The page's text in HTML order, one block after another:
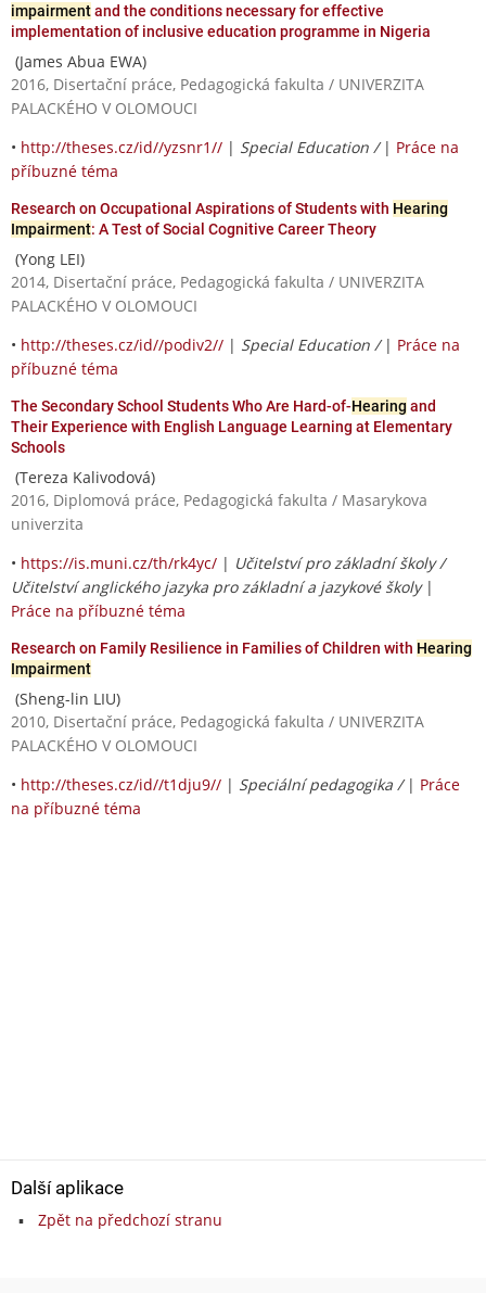
impairmentand the conditions necessary for effective
implementation of inclusive education programme in Nigeria
(James Abua EWA)
2016, Disertační práce, Pedagogická fakulta / UNIVERZITA
PALACKÉHO V OLOMOUCI
• http://theses.cz/id//yzsnr1// | Special Education / | Práce na
příbuzné téma
Research on Occupational Aspirations of Students with Hearing
Impairment: A Test of Social Cognitive Career Theory
(Yong LEI)
2014, Disertační práce, Pedagogická fakulta / UNIVERZITA
PALACKÉHO V OLOMOUCI
• http://theses.cz/id//podiv2// | Special Education / | Práce na
příbuzné téma
The Secondary School Students Who Are Hard-of-Hearing and
Their Experience with English Language Learning at Elementary
Schools
(Tereza Kalivodová)
2016, Diplomová práce, Pedagogická fakulta / Masarykova
univerzita
• https://is.muni.cz/th/rk4yc/ | Učitelství pro základní školy /
Učitelství anglického jazyka pro základní a jazykové školy|
Práce na příbuzné téma
Research on Family Resilience in Families of Children with Hearing
Impairment
(Sheng-lin LIU)
2010, Disertační práce, Pedagogická fakulta / UNIVERZITA
PALACKÉHO V OLOMOUCI
• http://theses.cz/id//t1dju9// | Speciální pedagogika / | Práce
na příbuzné téma
Další aplikace
Zpět na předchozí stranu